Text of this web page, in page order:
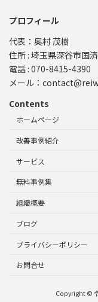
プロフィール
代表：奥村 茂樹
住所 : 埼玉県深谷市国
電話 : 070-8415-4390
メール：
Contents
ホームページ
改善事例紹介
サービス
無料事例集
組織概要
ブログ
プライバシーポリシー
お問合せ
Copyright ©